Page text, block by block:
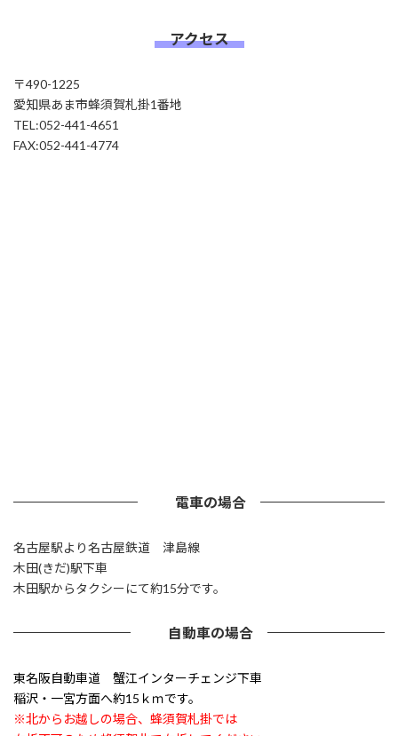
アクセス
〒490-1225
愛知県あま市蜂須賀札掛1番地
TEL:052-441-4651
FAX:052-441-4774
電車の場合
名古屋駅より名古屋鉄道 津島線
木田(きだ)駅下車
木田駅からタクシーにて約15分です。
自動車の場合
東名阪自動車道 蟹江インターチェンジ下車
稲沢・一宮方面へ約15ｋｍです。
※北からお越しの場合、蜂須賀札掛では